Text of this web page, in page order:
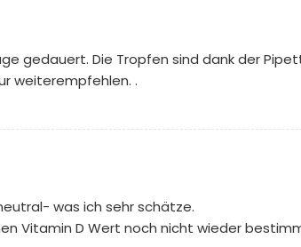
gedauert. Die Tropfen sind dank der
weiterempfehlen. .
was ich sehr schätze.
Vitamin D Wert noch nicht wieder